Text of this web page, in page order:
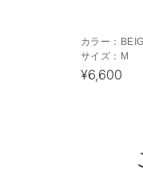
カラー：
サイズ： M
¥6,600